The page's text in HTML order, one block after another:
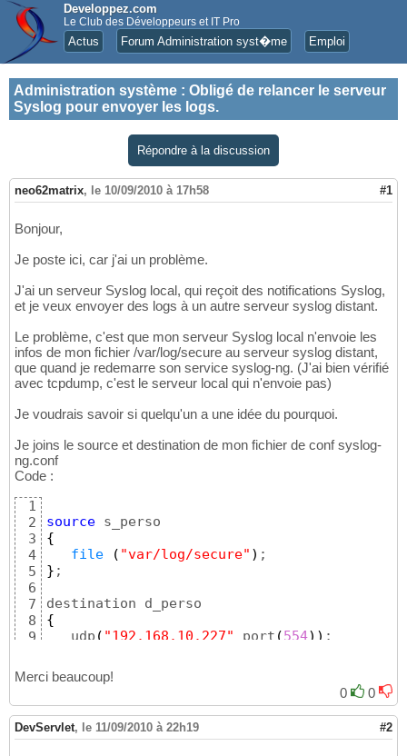
Developpez.com
Le Club des Développeurs et IT Pro
Actus Forum Administration syst�me Emploi
Administration système : Obligé de relancer le serveur
Syslog pour envoyer les logs.
Répondre à la discussion
neo62matrix, le 10/09/2010 à 17h58 #1
Bonjour,
Je poste ici, car j'ai un problème.
J'ai un serveur Syslog local, qui reçoit des notifications Syslog,
et je veux envoyer des logs à un autre serveur syslog distant.
Le problème, c'est que mon serveur Syslog local n'envoie les
infos de mon fichier /var/log/secure au serveur syslog distant,
que quand je redemarre son service syslog-ng. (J'ai bien vérifié
avec tcpdump, c'est le serveur local qui n'envoie pas)
Je voudrais savoir si quelqu'un a une idée du pourquoi.
Je joins le source et destination de mon fichier de conf syslog-
ng.conf
Code :
1
2
3
4
5
6
7
8
9
source
{
file
( "var/log/secure" )
} ;
{
   udp
( "192.168.10.227" port (554) )
Merci beaucoup!
0
0
DevServlet, le 11/09/2010 à 22h19 #2